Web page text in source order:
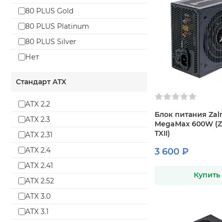
1350 Вт
1500 Вт
1650 Вт
80 PLUS Gold
80 PLUS Platinum
80 PLUS Silver
Нет
Стандарт ATX
ATX 2.2
ATX 2.3
ATX 2.31
ATX 2.4
ATX 2.41
ATX 2.52
ATX 3.0
ATX 3.1
Блок питания
MegaMax 600W
TXII)
3 600 ₽
Купить